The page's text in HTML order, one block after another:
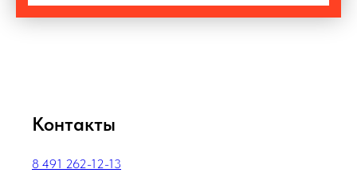
Контакты
8 491 262-12-13